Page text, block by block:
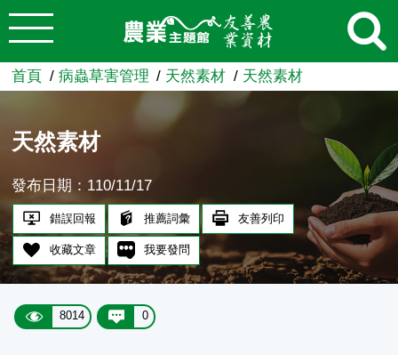
跳到主要內容
農業知識入口網
首頁 病蟲草害管理 天然素材 天然素材
天然素材
發布日期：110/11/17
錯誤回報 推薦詞彙 友善列印
收藏文章 我要發問
8014 0